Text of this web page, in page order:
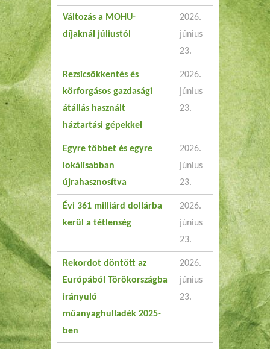
Változás a MOHU-
díjaknál júliustól
2026.
június
23.
Rezsicsökkentés és
körforgásos gazdasági
átállás használt
háztartási gépekkel
2026.
június
23.
Egyre többet és egyre
lokálisabban
újrahasznosítva
2026.
június
23.
Évi 361 milliárd dollárba
kerül a tétlenség
2026.
június
23.
Rekordot döntött az
Európából Törökországba
irányuló
műanyaghulladék 2025-
ben
2026.
június
23.